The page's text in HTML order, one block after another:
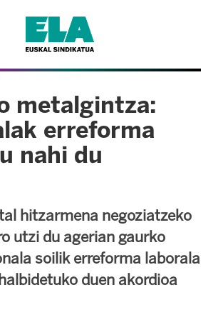
metalgintza:
erreforma
nahi du
hitzarmena negoziatzeko
utzi du agerian gaurko
soilik erreforma laborala
duen akordioa